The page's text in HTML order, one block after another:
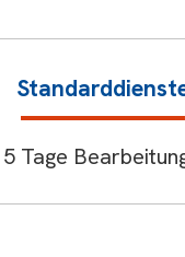
Tage